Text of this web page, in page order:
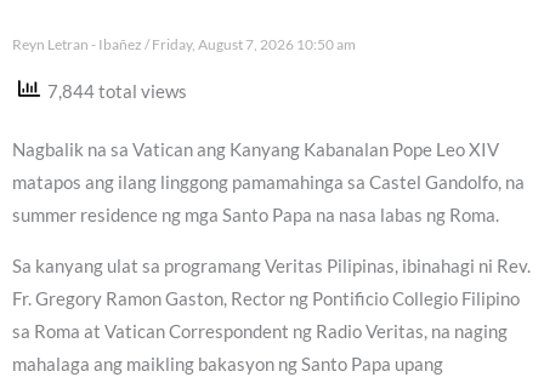
Reyn Letran - Ibañez Friday, August 7, 2026 10:50 am
7,844 total views
Nagbalik na sa Vatican ang Kanyang Kabanalan Pope Leo XIV
matapos ang ilang linggong pamamahinga sa Castel Gandolfo, na
summer residence ng mga Santo Papa na nasa labas ng Roma.
Sa kanyang ulat sa programang Veritas Pilipinas, ibinahagi ni Rev.
Fr. Gregory Ramon Gaston, Rector ng Pontificio Collegio Filipino
sa Roma at Vatican Correspondent ng Radio Veritas, na naging
mahalaga ang maikling bakasyon ng Santo Papa upang